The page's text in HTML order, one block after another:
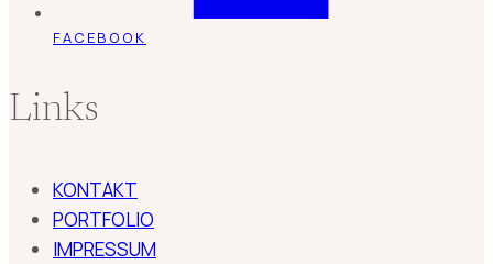
FACEBOOK
Links
KONTAKT
PORTFOLIO
IMPRESSUM